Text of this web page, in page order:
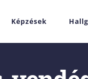
Képzések